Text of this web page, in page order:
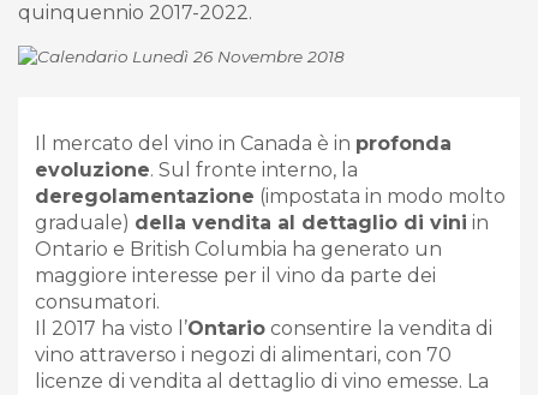
quinquennio 2017-2022.
Lunedì 26 Novembre 2018
Il mercato del vino in Canada è in profonda
evoluzione. Sul fronte interno, la
deregolamentazione (impostata in modo molto
graduale) della vendita al dettaglio di vini in
Ontario e British Columbia ha generato un
maggiore interesse per il vino da parte dei
consumatori.
Il 2017 ha visto l’Ontario consentire la vendita di
vino attraverso i negozi di alimentari, con 70
licenze di vendita al dettaglio di vino emesse. La